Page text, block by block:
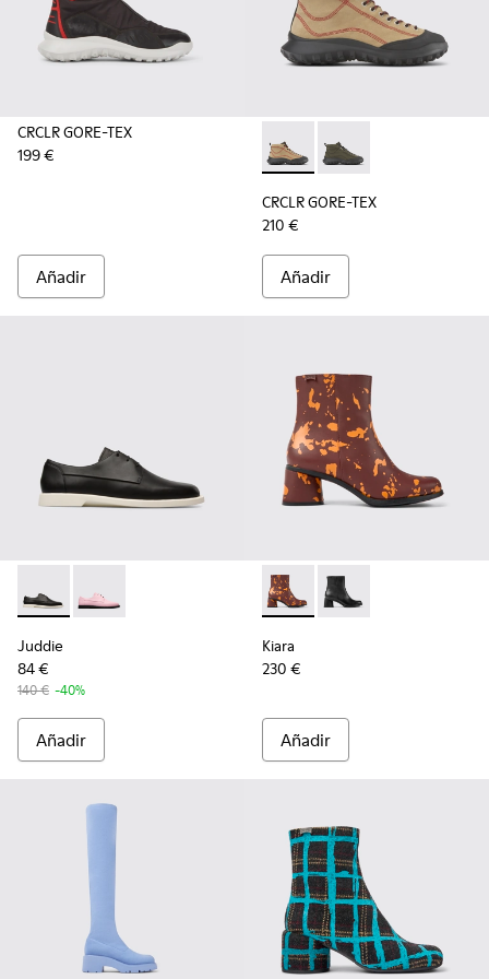
CRCLR GORE-TEX
199 €
Añadir
CRCLR GORE-TEX -
CRCLR GORE-TEX -
CRCLR GORE-TEX
210 €
Añadir
Juddie - K200977-001 - Zapato negro para mujer
Juddie - K200977-002
Juddie
84 €
140 € -40%
Añadir
Kiara - K400637-006 -
Kiara - K400637-002
Kiara
230 €
Añadir